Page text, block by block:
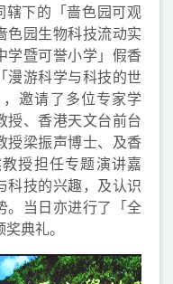
下的「啬色园可观
色园生物科技流动实
学暨可誉小学」假香
漫游科学与科技的世
邀请了多位专家学
授、香港天文台前台
授梁振声博士、及香
授担任专题演讲嘉
科技的兴趣，及认识
。当日亦进行了「全
典礼。